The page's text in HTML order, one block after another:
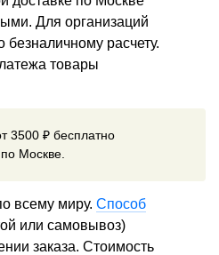
Для организаций
безналичному расчету.
товары
3500 ₽ бесплатно
Москве.
всему миру. Способ
или самовывоз)
заказа. Стоимость